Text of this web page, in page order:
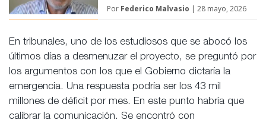
Por Federico Malvasio | 28 mayo, 2026
En tribunales, uno de los estudiosos que se abocó los
últimos días a desmenuzar el proyecto, se preguntó por
los argumentos con los que el Gobierno dictaría la
emergencia. Una respuesta podría ser los 43 mil
millones de déficit por mes. En este punto habría que
calibrar la comunicación. Se encontró con